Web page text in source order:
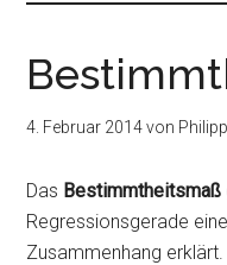
4. Februar 2014von
Das Bestimmtheitsmaß
Regressionsgerade
Zusammenhang